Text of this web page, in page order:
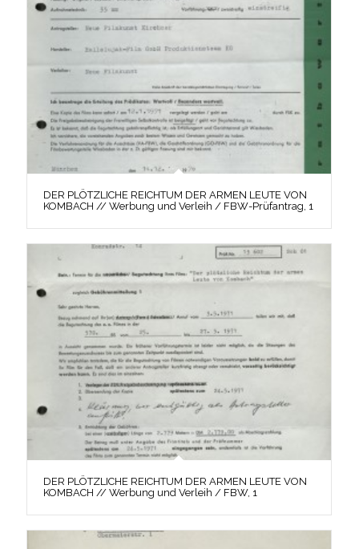
DER PLÖTZLICHE REICHTUM DER ARMEN LEUTE VON
KOMBACH // Werbung und Verleih / FBW-Prüfantrag, 1
DER PLÖTZLICHE REICHTUM DER ARMEN LEUTE VON
KOMBACH // Werbung und Verleih / FBW, 1